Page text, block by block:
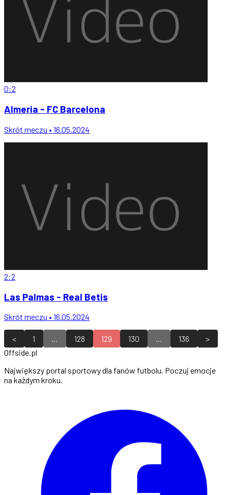
0:2
Almeria - FC Barcelona
Skrót meczu • 16.05.2024
2:2
Las Palmas - Real Betis
Skrót meczu • 16.05.2024
< 1 … 128 129 130 … 136
>
Offside.pl
Największy portal sportowy dla fanów futbolu. Poczuj emocje
na każdym kroku.